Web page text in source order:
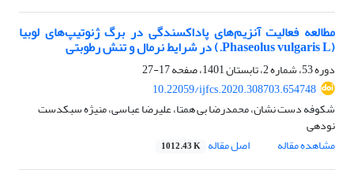
مطالعه فعالیت آنزیم‌های پاداکسندگی در برگ ژنوتیپ‌های لوبیا
(Phaseolus vulgaris L.) در شرایط نرمال و تنش رطوبتی
دوره 53، شماره 2، تابستان 1401، صفحه
17-27
10.22059/ijfcs.2020.308703.654748
شکوفه دست نشان، محمدرضا بی همتا، علیرضا عباسی، منیژه سبکدست
نودهی
مشاهده مقاله
اصل مقاله 1012.43 K